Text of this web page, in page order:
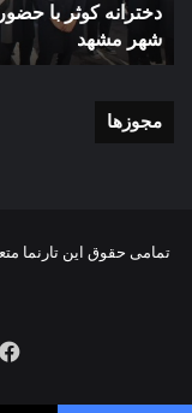
دخترانه
کوثر
با
منطقه
شورای
دخترانه کوثر با
شهر مشهد
مجوزها
تمامی حقوق این تارنما